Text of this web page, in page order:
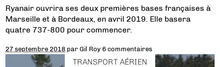
Ryanair ouvrira ses deux premières bases françaises à
Marseille et à Bordeaux, en avril 2019. Elle basera
quatre 737-800 pour commencer.
27 septembre 2018 parGil Roy 6 commentaires
TRANSPORT AÉRIEN